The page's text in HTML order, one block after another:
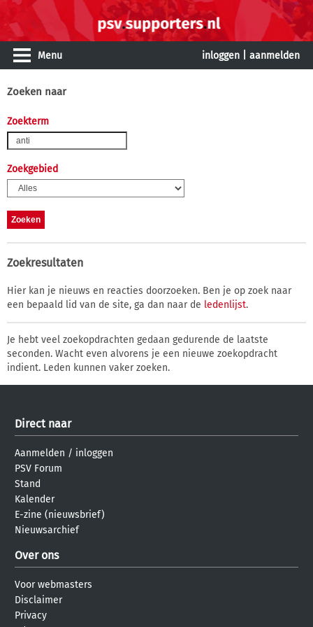
Menu inloggen aanmelden
Zoeken naar
Zoekterm
Zoekgebied
Zoekresultaten
Hier kan je nieuws en reacties doorzoeken. Ben je op zoek naar
een bepaald lid van de site, ga dan naar de ledenlijst.
Je hebt veel zoekopdrachten gedaan gedurende de laatste
seconden. Wacht even alvorens je een nieuwe zoekopdracht
indient. Leden kunnen vaker zoeken.
Direct naar
Aanmelden / inloggen
PSV Forum
Stand
Kalender
E-zine (nieuwsbrief)
Nieuwsarchief
Over ons
Voor webmasters
Disclaimer
Privacy